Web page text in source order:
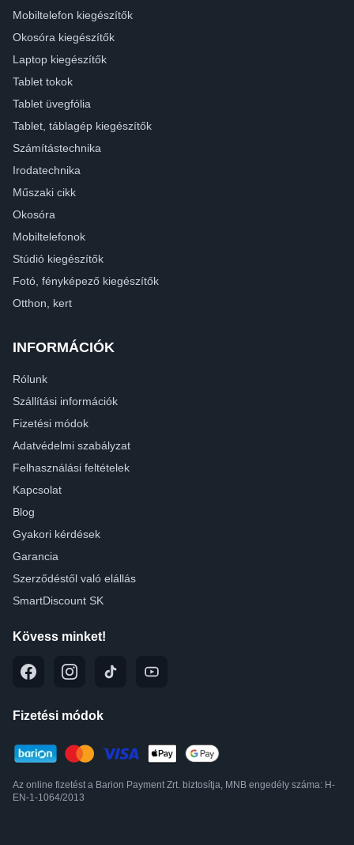
Mobiltelefon kiegészítők
Okosóra kiegészítők
Laptop kiegészítők
Tablet tokok
Tablet üvegfólia
Tablet, táblagép kiegészítők
Számítástechnika
Irodatechnika
Műszaki cikk
Okosóra
Mobiltelefonok
Stúdió kiegészítők
Fotó, fényképező kiegészítők
Otthon, kert
INFORMÁCIÓK
Rólunk
Szállítási információk
Fizetési módok
Adatvédelmi szabályzat
Felhasználási feltételek
Kapcsolat
Blog
Gyakori kérdések
Garancia
Szerződéstől való elállás
SmartDiscount SK
Kövess minket!
Fizetési módok
Az online fizetést a Barion Payment Zrt. biztosítja, MNB engedély száma: H-
EN-1-1064/2013